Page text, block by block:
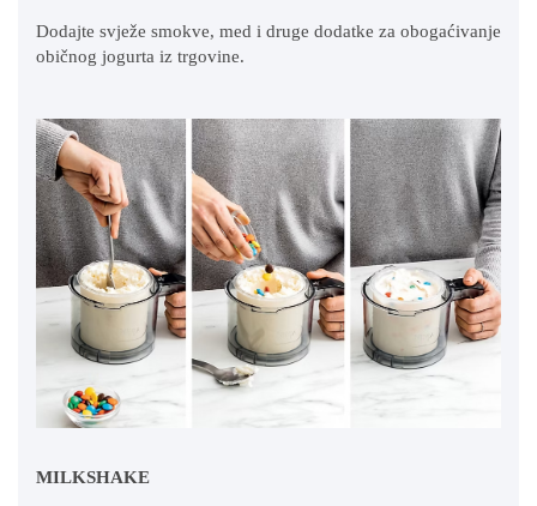
Dodajte svježe smokve, med i druge dodatke za obogaćivanje
običnog jogurta iz trgovine.
MILKSHAKE